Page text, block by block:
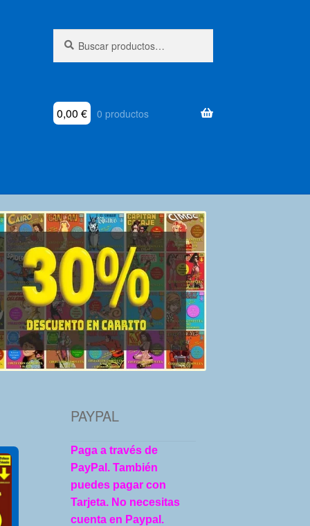
por:
0,00 € 0 productos
PAYPAL
Paga a través de
PayPal. También
puedes pagar con
Tarjeta. No necesitas
cuenta en Paypal.